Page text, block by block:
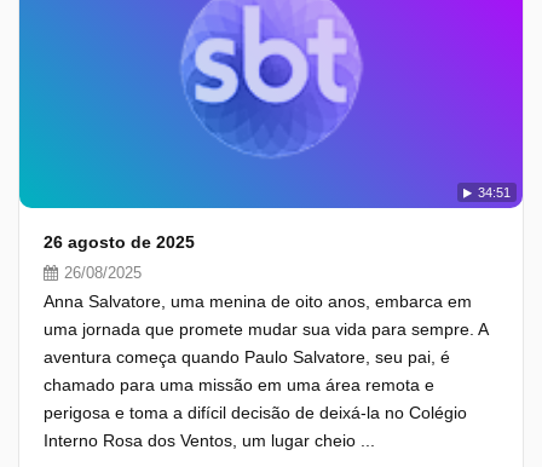
34:51
26 agosto de 2025
26/08/2025
Anna Salvatore, uma menina de oito anos, embarca em
uma jornada que promete mudar sua vida para sempre. A
aventura começa quando Paulo Salvatore, seu pai, é
chamado para uma missão em uma área remota e
perigosa e toma a difícil decisão de deixá-la no Colégio
Interno Rosa dos Ventos, um lugar cheio ...